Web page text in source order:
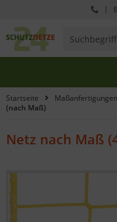
Startseite Maßanfertigungen
(nach Maß)
Netz nach Maß